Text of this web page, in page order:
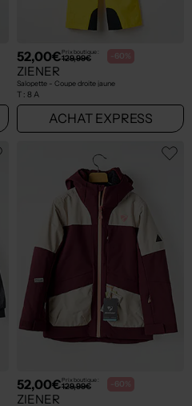
52,00€Prix boutique :
129,99€ -60%
ZIENER
Salopette - Coupe droite jaune
T : 8 A
ACHAT EXPRESS
52,00€Prix boutique :
129,99€ -60%
ZIENER